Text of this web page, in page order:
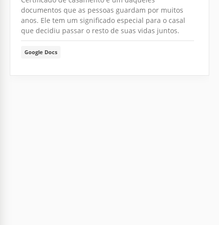
documentos que as pessoas guardam por muitos
anos. Ele tem um significado especial para o casal
que decidiu passar o resto de suas vidas juntos.
Google Docs